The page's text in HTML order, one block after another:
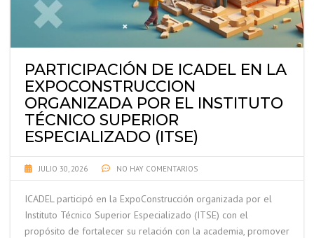
PARTICIPACIÓN DE ICADEL EN LA
EXPOCONSTRUCCION
ORGANIZADA POR EL INSTITUTO
TÉCNICO SUPERIOR
ESPECIALIZADO (ITSE)
JULIO 30, 2026 NO HAY COMENTARIOS
ICADEL participó en la ExpoConstrucción organizada por el
Instituto Técnico Superior Especializado (ITSE) con el
propósito de fortalecer su relación con la academia, promover